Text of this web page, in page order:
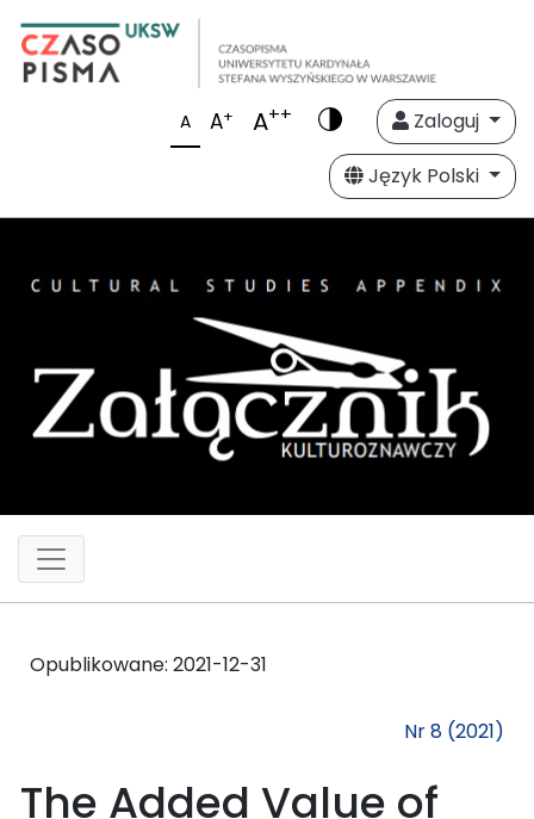
A A+ A++
Zaloguj
Język Polski
Opublikowane: 2021-12-31
Nr 8 (2021)
The Added Value of